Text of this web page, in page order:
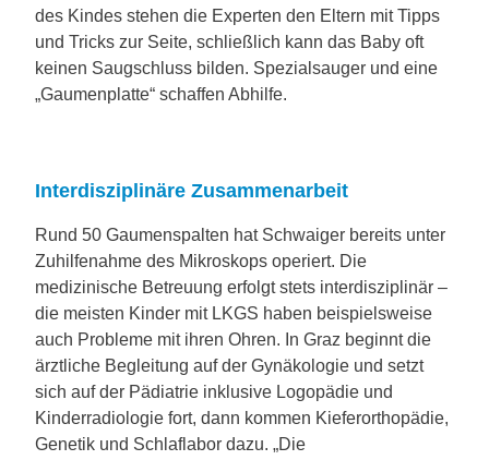
des Kindes stehen die Experten den Eltern mit Tipps
und Tricks zur Seite, schließlich kann das Baby oft
keinen Saugschluss bilden. Spezialsauger und eine
„Gaumenplatte“ schaffen Abhilfe.
Interdisziplinäre Zusammenarbeit
Rund 50 Gaumenspalten hat Schwaiger bereits unter
Zuhilfenahme des Mikroskops operiert. Die
medizinische Betreuung erfolgt stets interdisziplinär –
die meisten Kinder mit LKGS haben beispielsweise
auch Probleme mit ihren Ohren. In Graz beginnt die
ärztliche Begleitung auf der Gynäkologie und setzt
sich auf der Pädiatrie inklusive Logopädie und
Kinderradiologie fort, dann kommen Kieferorthopädie,
Genetik und Schlaflabor dazu. „Die